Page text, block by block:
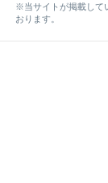
※当サイトが掲載して
おります。